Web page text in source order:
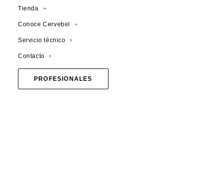
Tienda
Conoce Cervebel
Servicio técnico
Contacto
PROFESIONALES